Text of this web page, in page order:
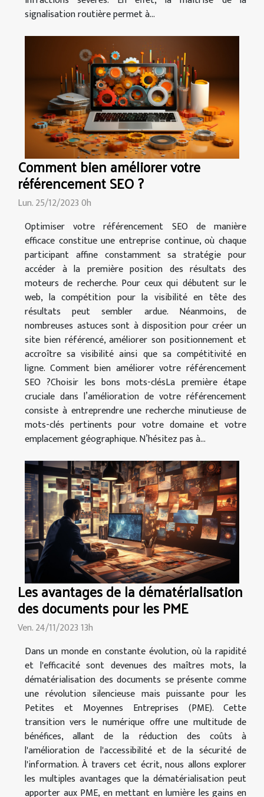
signalisation routière permet à...
Comment bien améliorer votre
référencement SEO ?
Lun. 25/12/2023 0h
Optimiser votre référencement SEO de manière
efficace constitue une entreprise continue, où chaque
participant affine constamment sa stratégie pour
accéder à la première position des résultats des
moteurs de recherche. Pour ceux qui débutent sur le
web, la compétition pour la visibilité en tête des
résultats peut sembler ardue. Néanmoins, de
nombreuses astuces sont à disposition pour créer un
site bien référencé, améliorer son positionnement et
accroître sa visibilité ainsi que sa compétitivité en
ligne. Comment bien améliorer votre référencement
SEO ?Choisir les bons mots-clésLa première étape
cruciale dans l’amélioration de votre référencement
consiste à entreprendre une recherche minutieuse de
mots-clés pertinents pour votre domaine et votre
emplacement géographique. N’hésitez pas à...
Les avantages de la dématérialisation
des documents pour les PME
Ven. 24/11/2023 13h
Dans un monde en constante évolution, où la rapidité
et l'efficacité sont devenues des maîtres mots, la
dématérialisation des documents se présente comme
une révolution silencieuse mais puissante pour les
Petites et Moyennes Entreprises (PME). Cette
transition vers le numérique offre une multitude de
bénéfices, allant de la réduction des coûts à
l'amélioration de l'accessibilité et de la sécurité de
l'information. À travers cet écrit, nous allons explorer
les multiples avantages que la dématérialisation peut
apporter aux PME, en mettant en lumière les gains en